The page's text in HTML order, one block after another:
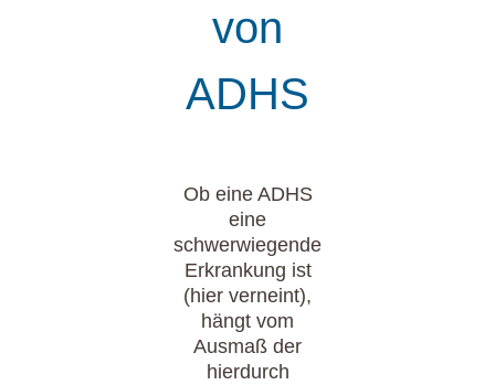
von
ADHS
Ob eine ADHS
eine
schwerwiegende
Erkrankung ist
(hier verneint),
hängt vom
Ausmaß der
hierdurch